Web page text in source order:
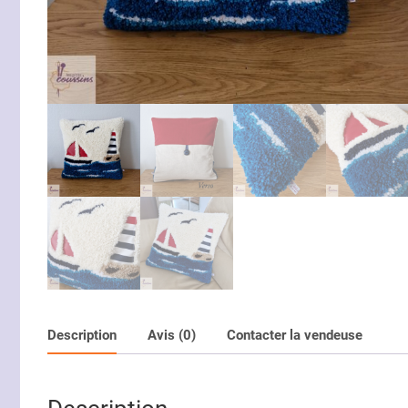
Description Avis (0) Contacter la vendeuse